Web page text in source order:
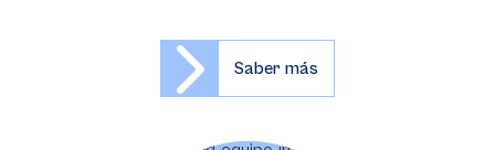
Saber más